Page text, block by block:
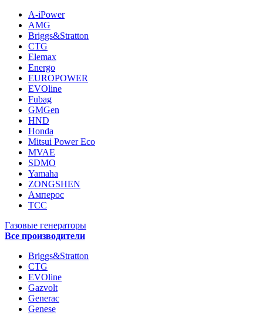
A-iPower
AMG
Briggs&Stratton
CTG
Elemax
Energo
EUROPOWER
EVOline
Fubag
GMGen
HND
Honda
Mitsui Power Eco
MVAE
SDMO
Yamaha
ZONGSHEN
Амперос
ТСС
Газовые генераторы
Все производители
Briggs&Stratton
CTG
EVOline
Gazvolt
Generac
Genese